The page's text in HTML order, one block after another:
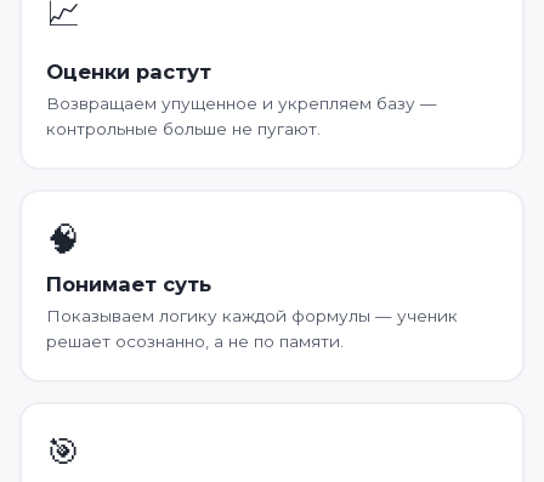
📈
Оценки растут
Возвращаем упущенное и укрепляем базу —
контрольные больше не пугают.
🧠
Понимает суть
Показываем логику каждой формулы — ученик
решает осознанно, а не по памяти.
🎯